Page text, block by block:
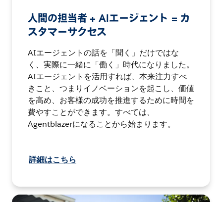
人間の担当者 + AIエージェント = カ
スタマーサクセス
AIエージェントの話を「聞く」だけではな
く、実際に一緒に「働く」時代になりました。
AIエージェントを活用すれば、本来注力すべ
きこと、つまりイノベーションを起こし、価値
を高め、お客様の成功を推進するために時間を
費やすことができます。すべては、
Agentblazerになることから始まります。
詳細はこちら